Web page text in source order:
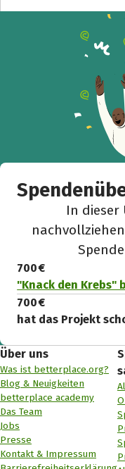
In dieser
700 €
"Knack den Krebs"
700 €
hat das Projekt
Über uns
Was ist betterplace.org?
Blog & Neuigkeiten
betterplace academy
Das Team
Jobs
Presse
Kontakt & Impressum